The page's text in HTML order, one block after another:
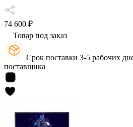
74 600 ₽
Товар под заказ
Срок поставки 3-5 рабочих
поставщика